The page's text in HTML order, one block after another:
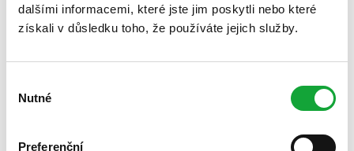
dalšími informacemi, které jste jim poskytli nebo které
získali v důsledku toho, že používáte jejich služby.
souhlasu
Nutné
Preferenční